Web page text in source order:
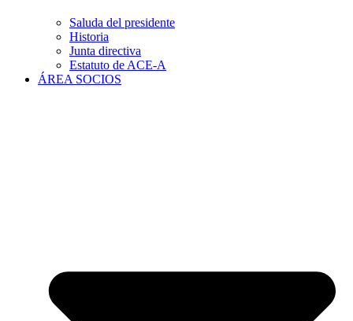
Saluda del presidente
Historia
Junta directiva
Estatuto de ACE-A
ÁREA SOCIOS